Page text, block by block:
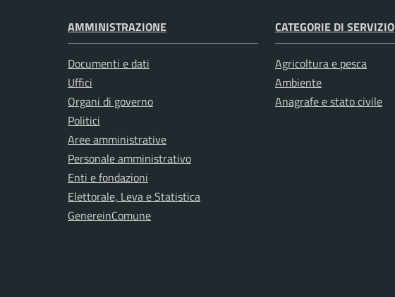
AMMINISTRAZIONE
Documenti e dati
Uffici
Organi di governo
Politici
Aree amministrative
Personale amministrativo
Enti e fondazioni
Elettorale, Leva e Statistica
GenereinComune
CATEGORIE DI SERVIZIO
Agricoltura e pesca
Ambiente
Anagrafe e stato civile